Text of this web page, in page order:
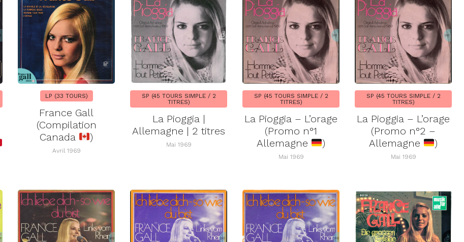
LP (33 TOURS)
France Gall
(Compilation
Canada
)
Avril 1969
SP (45 TOURS SIMPLE / 2
TITRES)
La Pioggia |
Allemagne | 2 titres
Mai 1969
SP (45 TOURS SIMPLE / 2
TITRES)
La Pioggia – L’orage
(Promo n°1
Allemagne
)
Mai 1969
SP (45 TOURS SIMPLE / 2
TITRES)
La Pioggia – L’orage
(Promo n°2 –
Allemagne
)
Mai 1969